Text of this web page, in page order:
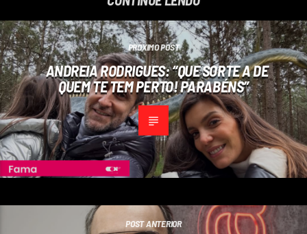
PRÓXIMO POST
ANDREIA RODRIGUES: “QUE SORTE A DE
QUEM TE TEM PERTO! PARABÉNS”
POST ANTERIOR